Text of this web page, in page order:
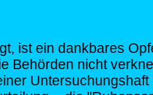
ist ein dankbares
Behörden nicht